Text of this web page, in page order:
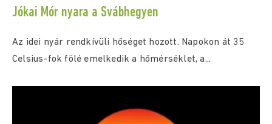
Jókai Mór nyara a Svábhegyen
Az idei nyár rendkívüli hőséget hozott. Napokon át 35
Celsius-fok fölé emelkedik a hőmérséklet, a...